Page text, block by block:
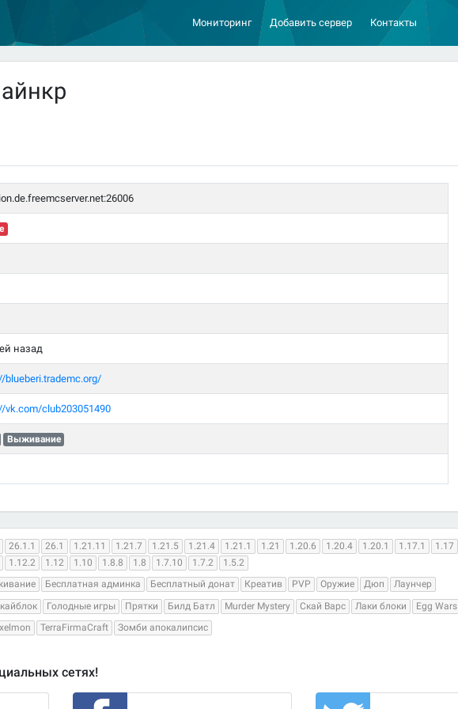
Мониторинг Добавить сервер Контакты
назад
blueberi.trademc.org/
vk.com/club203051490
Выживание
26.1.1 26.1 1.21.11 1.21.7 1.21.5 1.21.4 1.21.1 1.21 1.20.6 1.20.4 1.20.1 1.17.1 1.17
1.12.2 1.12 1.10 1.8.8 1.8 1.7.10 1.7.2
1.5.2
Бесплатная админка Бесплатный донат Креатив PVP Оружие Дюп
Лаунчер
Голодные игры Прятки Билд Батл Murder Mystery Скай Варс Лаки блоки
Egg Wars
TerraFirmaCraft Зомби апокалипсис
сетях!